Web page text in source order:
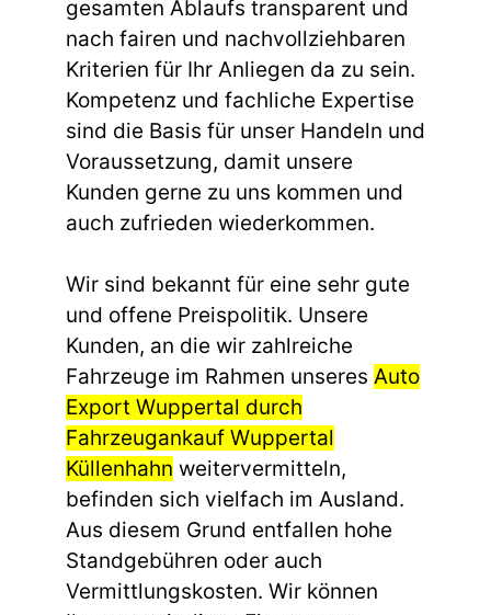
gesamten Ablaufs transparent und
nach fairen und nachvollziehbaren
Kriterien für Ihr Anliegen da zu sein.
Kompetenz und fachliche Expertise
sind die Basis für unser Handeln und
Voraussetzung, damit unsere
Kunden gerne zu uns kommen und
auch zufrieden wiederkommen.
Wir sind bekannt für eine sehr gute
und offene Preispolitik. Unsere
Kunden, an die wir zahlreiche
Fahrzeuge im Rahmen unseres Auto
Export Wuppertal durch
Fahrzeugankauf Wuppertal
Küllenhahn weitervermitteln,
befinden sich vielfach im Ausland.
Aus diesem Grund entfallen hohe
Standgebühren oder auch
Vermittlungskosten. Wir können